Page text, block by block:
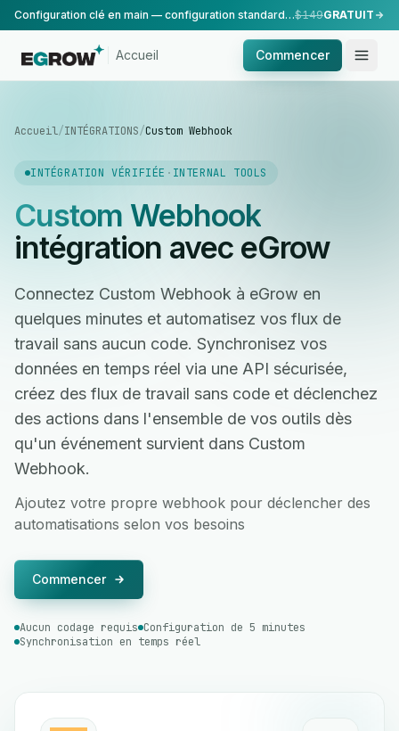
Configuration clé en main — configuration standard, réalisée par notre équipe.$149GRATUIT
Accueil Commencer
Accueil/INTÉGRATIONS/Custom Webhook
INTÉGRATION VÉRIFIÉE · INTERNAL TOOLS
Custom Webhook
intégration avec eGrow
Connectez Custom Webhook à eGrow en
quelques minutes et automatisez vos flux de
travail sans aucun code. Synchronisez vos
données en temps réel via une API sécurisée,
créez des flux de travail sans code et déclenchez
des actions dans l'ensemble de vos outils dès
qu'un événement survient dans Custom
Webhook.
Ajoutez votre propre webhook pour déclencher des
automatisations selon vos besoins
Commencer
Aucun codage requis Configuration de 5 minutes
Synchronisation en temps réel